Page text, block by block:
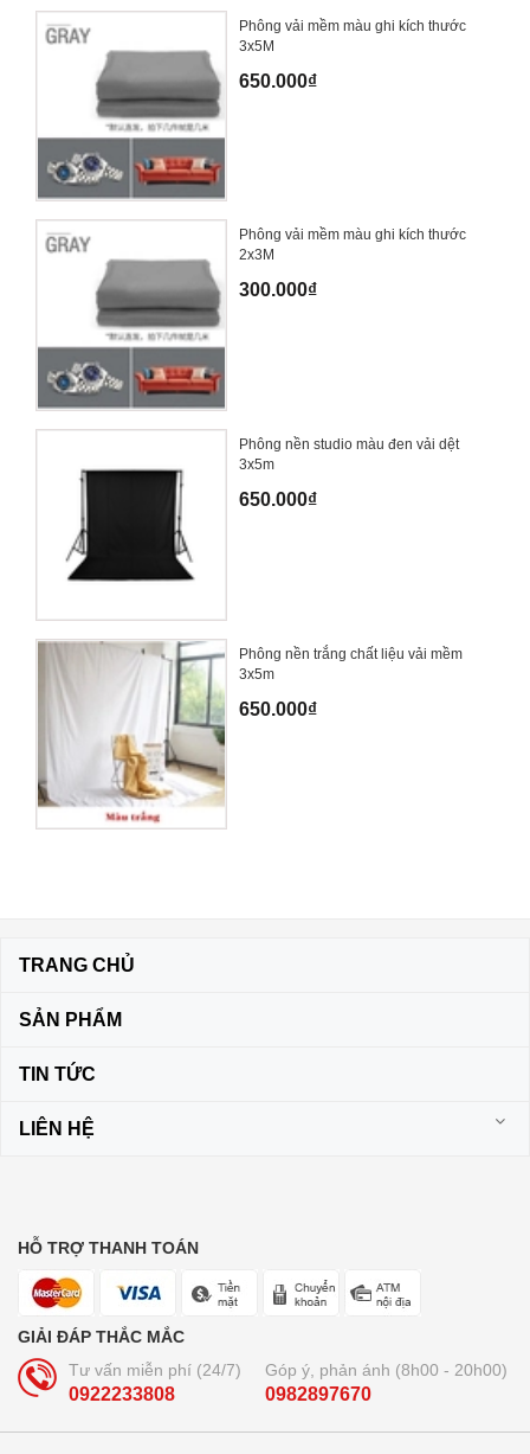
Phông vải mềm màu ghi kích thước
3x5M
650.000₫
Phông vải mềm màu ghi kích thước
2x3M
300.000₫
Phông nền studio màu đen vải dệt
3x5m
650.000₫
Phông nền trắng chất liệu vải mềm
3x5m
650.000₫
TRANG CHỦ
SẢN PHẨM
TIN TỨC
LIÊN HỆ
HỖ TRỢ THANH TOÁN
GIẢI ĐÁP THẮC MẮC
Tư vấn miễn phí (24/7)
0922233808
Góp ý, phản ánh (8h00 - 20h00)
0982897670